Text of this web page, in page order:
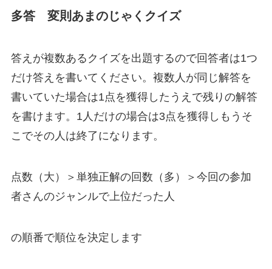
多答 変則あまのじゃくクイズ
答えが複数あるクイズを出題するので回答者は1つ
だけ答えを書いてください。複数人が同じ解答を
書いていた場合は1点を獲得したうえで残りの解答
を書けます。1人だけの場合は3点を獲得しもうそ
こでその人は終了になります。
点数（大）＞単独正解の回数（多）＞今回の参加
者さんのジャンルで上位だった人
の順番で順位を決定します